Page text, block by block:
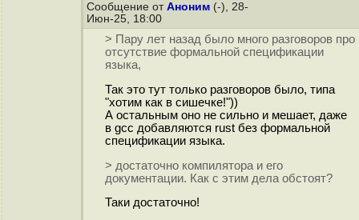
Сообщение от Аноним (-), 28-
Июн-25, 18:00
> Пару лет назад было много разговоров про
отсутствие формальной спецификации
языка,
Так это тут только разговоров было, типа
"хотим как в сишечке!"))
А остальным оно не сильно и мешает, даже
в gcc добавляются rust без формальной
спецификации языка.
> достаточно компилятора и его
документации. Как с этим дела обстоят?
Таки достаточно!